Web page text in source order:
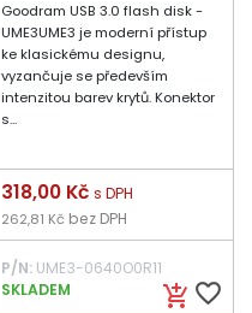
Goodram USB 3.0 flash disk -
UME3UME3 je moderní přístup
ke klasickému designu,
vyzančuje se především
intenzitou barev krytů. Konektor
s...
add_shopping_cart favorite_border
Cena
318,00 Kč s DPH
262,81 Kč bez DPH
P/N:UME3-0640O0R11
SKLADEM